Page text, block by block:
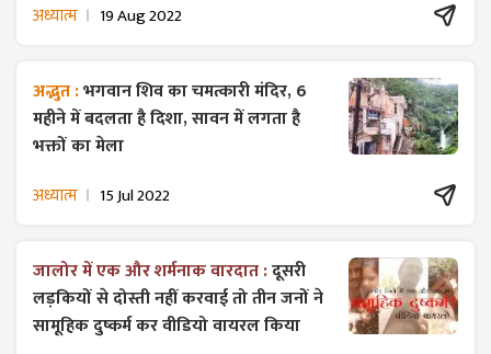
अध्यात्म 19 Aug 2022
अद्भुत :भगवान शिव का चमत्कारी मंदिर, 6
महीने में बदलता है दिशा, सावन में लगता है
भक्तों का मेला
अध्यात्म 15 Jul 2022
जालोर में एक और शर्मनाक वारदात :दूसरी
लड़कियों से दोस्ती नहीं करवाई तो तीन जनों ने
सामूहिक दुष्कर्म कर वीडियो वायरल किया